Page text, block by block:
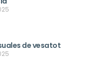
de vesatot